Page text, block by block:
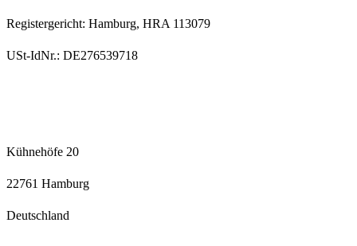
Registergericht: Hamburg, HRA 113079
USt-IdNr.: DE276539718
Kühnehöfe 20
22761 Hamburg
Deutschland